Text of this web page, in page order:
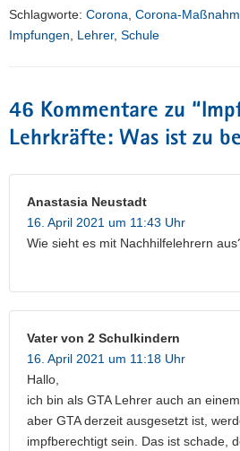
Schlagworte: Corona Corona-
Impfungen
Lehrer, Schule
46 Kommentare zu “
Lehrkräfte: Was ist zu
Anastasia Neustadt
16. April 2021 um 11:43 Uhr
Wie sieht es mit Nachhilfelehrern
Vater von 2 Schulkindern
16. April 2021 um 11:18 Uhr
Hallo,
ich bin als GTA Lehrer auch an
aber GTA derzeit ausgesetzt ist,
impfberechtigt sein. Das ist schade,